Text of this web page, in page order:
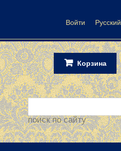
Русский
Войти
Корзина
поиск по сайту